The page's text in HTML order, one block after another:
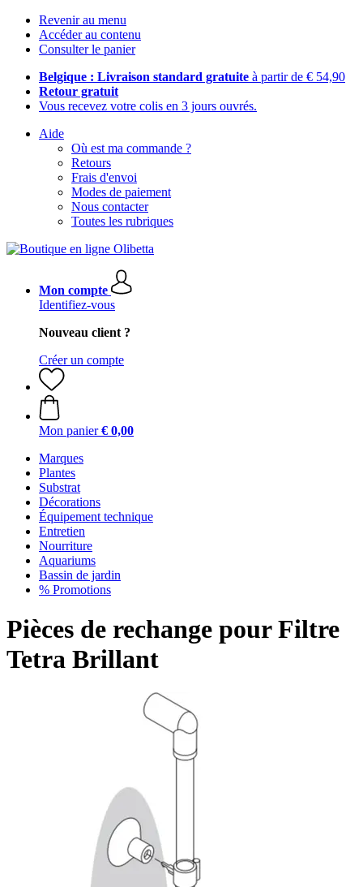
Revenir au menu
Accéder au contenu
Consulter le panier
Belgique : Livraison standard gratuite à partir de € 54,90
Retour gratuit
Vous recevez votre colis en 3 jours ouvrés.
Aide
Où est ma commande ?
Retours
Frais d'envoi
Modes de paiement
Nous contacter
Toutes les rubriques
Mon compte
Identifiez-vous
Nouveau client ?
Créer un compte
Mon panier € 0,00
Marques
Plantes
Substrat
Décorations
Équipement technique
Entretien
Nourriture
Aquariums
Bassin de jardin
% Promotions
Pièces de rechange pour Filtre
Tetra Brillant